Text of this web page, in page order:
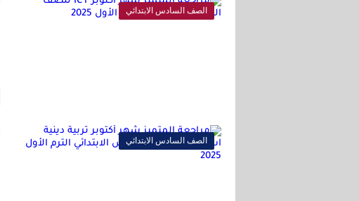
الصف السادس الابتدائي
الصف السادس الابتدائي